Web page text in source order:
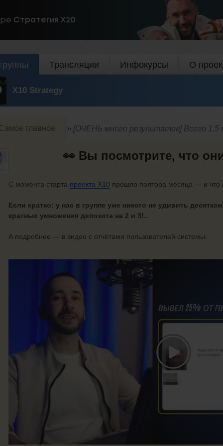
Стратегия Х20
Трансляции Инфокурсы О
X10 Strategy
главное [ОЧЕНЬ много результатов] Всего 1,5
👀 Вы посмотрите, что
С момента старта проекта X10 прошло полтора месяца — и что
Если кратко: у нас в группе уже никого не удивить
кратные умножения депозита на 2 и 3!..
А подробнее — в видео с отчётами пользователей системы: